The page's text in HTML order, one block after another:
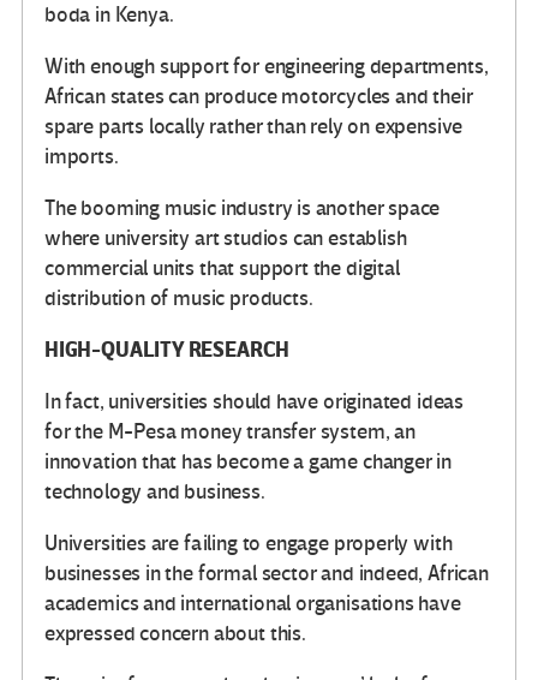
boda in Kenya.
With enough support for engineering departments,
African states can produce motorcycles and their
spare parts locally rather than rely on expensive
imports.
The booming music industry is another space
where university art studios can establish
commercial units that support the digital
distribution of music products.
HIGH-QUALITY RESEARCH
In fact, universities should have originated ideas
for the M-Pesa money transfer system, an
innovation that has become a game changer in
technology and business.
Universities are failing to engage properly with
businesses in the formal sector and indeed, African
academics and international organisations have
expressed concern about this.